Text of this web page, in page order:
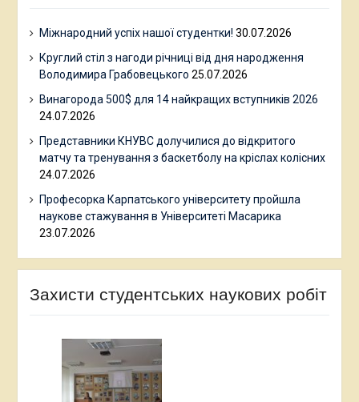
Міжнародний успіх нашої студентки! 30.07.2026
Круглий стіл з нагоди річниці від дня народження
Володимира Грабовецького 25.07.2026
Винагорода 500$ для 14 найкращих вступників 2026
24.07.2026
Представники КНУВС долучилися до відкритого
матчу та тренування з баскетболу на кріслах колісних
24.07.2026
Професорка Карпатського університету пройшла
наукове стажування в Університеті Масарика
23.07.2026
Захисти студентських наукових робіт